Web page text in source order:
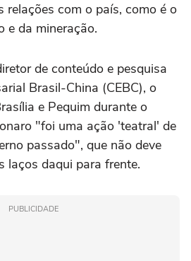
relações com o país, como é o
e da mineração.
de conteúdo e pesquisa
Brasil-China (CEBC), o
e Pequim durante o
"foi uma ação 'teatral' de
passado", que não deve
laços daqui para frente.
PUBLICIDADE